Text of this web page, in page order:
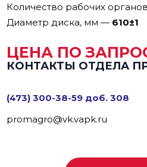
Количество рабочих
Диаметр диска, мм— 610±1
ЦЕНА ПО
КОНТАКТЫ ОТДЕЛА
(473) 300-38-59 доб. 308
promagro@vk.vapk.ru